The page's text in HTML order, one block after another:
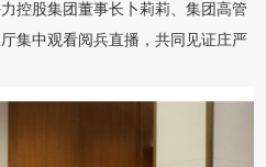
控股集团董事长卜莉莉、集团高管
集中观看阅兵直播，共同见证庄严